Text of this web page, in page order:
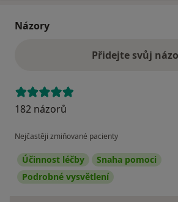
Názory
Přidejte svůj
182 názorů
Nejčastěji zmiňované pacienty
Účinnost léčby
Snaha pomoci
Podrobné vysvětlení